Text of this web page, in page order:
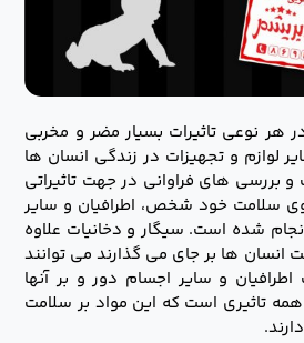
هر نوعی تاثیرات بسیار مضر و مخربی
لوازم و تجهیزات در زندگی انسان ها
بررسی های فراوانی در جهت تاثیراتی
سلامت خود شخص، اطرافیان و سایر
شده است. سیگار و دخانیات علاوه
انسان ها بر جای می گذارند می توانند
و سایر اجسام دور و بر آنها
تاثیری است که این مواد بر سلامت